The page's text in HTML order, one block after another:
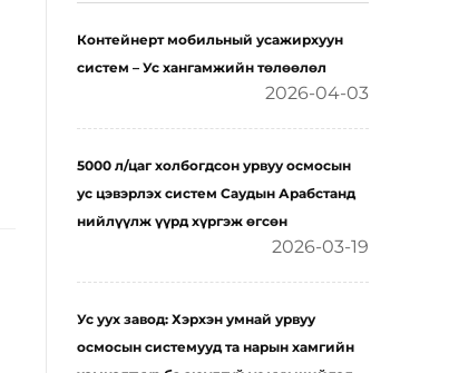
Контейнерт мобильный усажирхуун
систем – Ус хангамжийн төлөөлөл
2026-04-03
5000 л/цаг холбогдсон урвуу осмосын
ус цэвэрлэх систем Саудын Арабстанд
нийлүүлж үүрд хүргэж өгсөн
2026-03-19
Ус уух завод: Хэрхэн умнай урвуу
осмосын системууд та нарын хамгийн